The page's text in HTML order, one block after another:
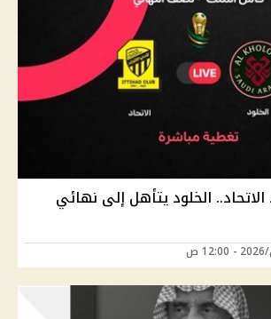
الخلود يتأهل إلى نهائي